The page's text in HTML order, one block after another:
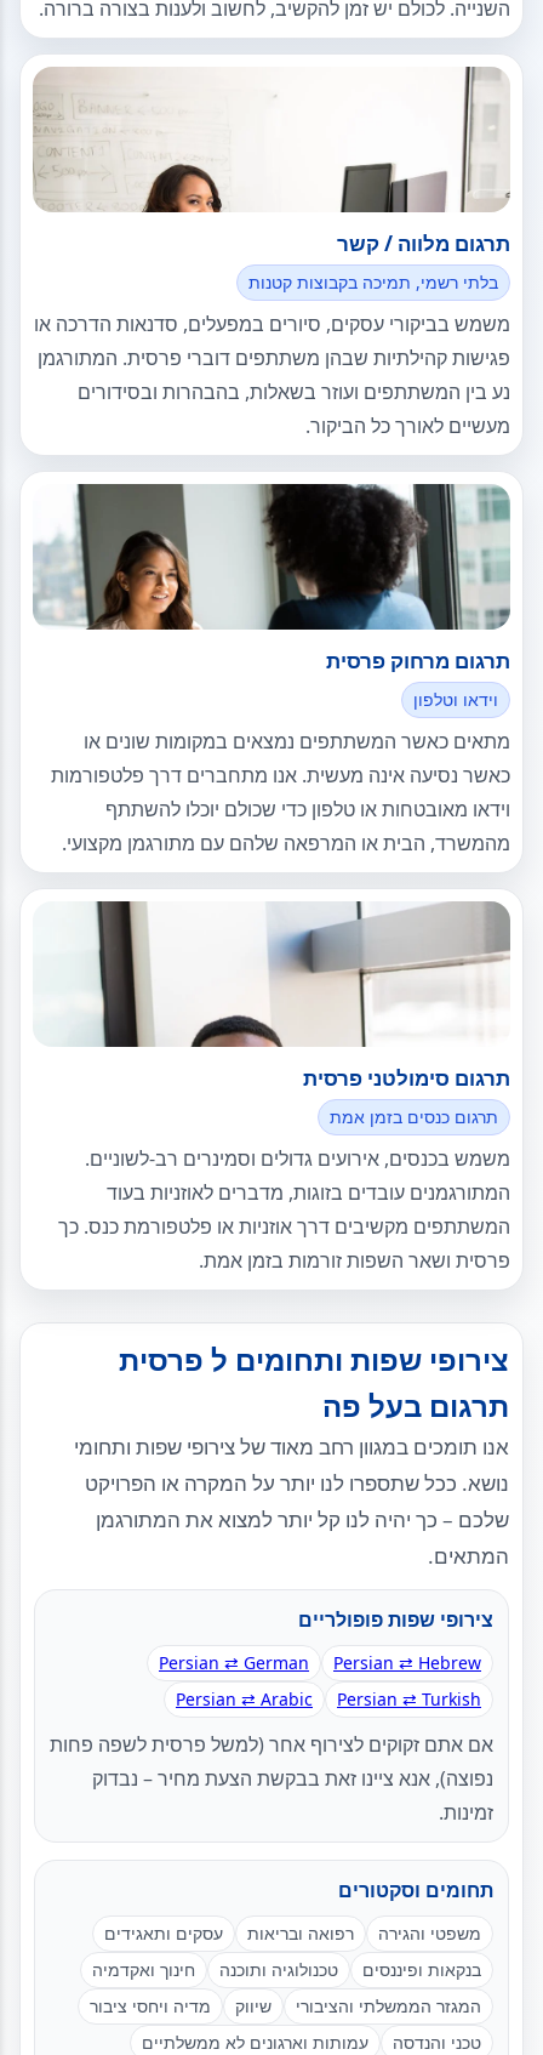
השנייה. לכולם יש זמן להקשיב, לחשוב ולענות בצורה ברורה.
תרגום מלווה / קשר
בלתי רשמי, תמיכה בקבוצות קטנות
משמש בביקורי עסקים, סיורים במפעלים, סדנאות הדרכה או
פגישות קהילתיות שבהן משתתפים דוברי פרסית. המתורגמן
נע בין המשתתפים ועוזר בשאלות, בהבהרות ובסידורים
מעשיים לאורך כל הביקור.
תרגום מרחוק פרסית
וידאו וטלפון
מתאים כאשר המשתתפים נמצאים במקומות שונים או
כאשר נסיעה אינה מעשית. אנו מתחברים דרך פלטפורמות
וידאו מאובטחות או טלפון כדי שכולם יוכלו להשתתף
מהמשרד, הבית או המרפאה שלהם עם מתורגמן מקצועי.
תרגום סימולטני פרסית
תרגום כנסים בזמן אמת
משמש בכנסים, אירועים גדולים וסמינרים רב-לשוניים.
המתורגמנים עובדים בזוגות, מדברים לאוזניות בעוד
המשתתפים מקשיבים דרך אוזניות או פלטפורמת כנס. כך
פרסית ושאר השפות זורמות בזמן אמת.
צירופי שפות ותחומים ל פרסית
תרגום בעל פה
אנו תומכים במגוון רחב מאוד של צירופי שפות ותחומי
נושא. ככל שתספרו לנו יותר על המקרה או הפרויקט
שלכם – כך יהיה לנו קל יותר למצוא את המתורגמן
המתאים.
צירופי שפות פופולריים
Persian ⇄ Hebrew
Persian ⇄ German
Persian ⇄ Turkish
Persian ⇄ Arabic
אם אתם זקוקים לצירוף אחר (למשל פרסית לשפה פחות
נפוצה), אנא ציינו זאת בבקשת הצעת מחיר – נבדוק
זמינות.
תחומים וסקטורים
משפטי והגירה רפואה ובריאות
עסקים ותאגידים
בנקאות ופיננסים
טכנולוגיה ותוכנה
חינוך ואקדמיה
המגזר הממשלתי והציבורי
שיווק
מדיה ויחסי ציבור
טכני והנדסה
עמותות וארגונים לא ממשלתיים